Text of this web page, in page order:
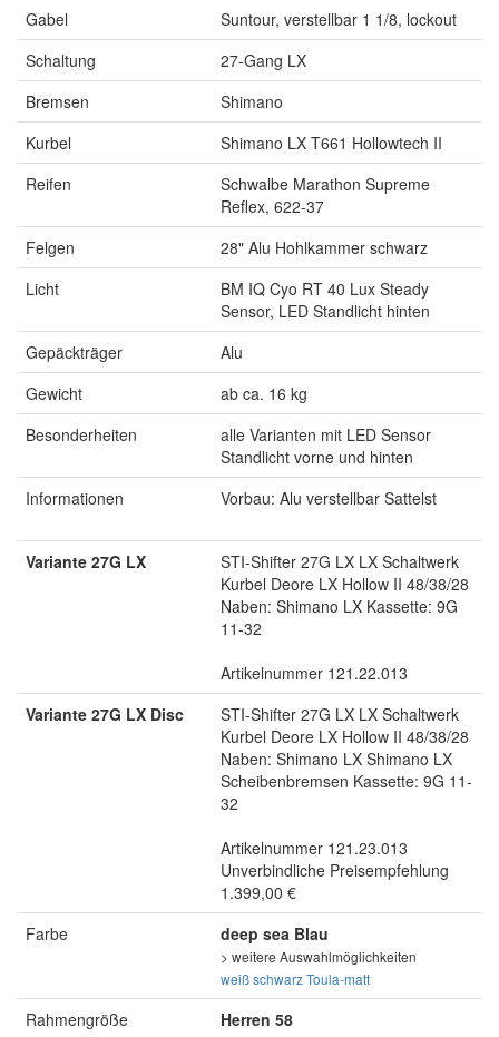
Gabel
Suntour, verstellbar 1 1/8, lockout
Schaltung
27-Gang LX
Bremsen
Shimano
Kurbel
Shimano LX T661 Hollowtech II
Reifen
Schwalbe Marathon Supreme
Reflex, 622-37
Felgen
28" Alu Hohlkammer schwarz
Licht
BM IQ Cyo RT 40 Lux Steady
Sensor, LED Standlicht hinten
Gepäckträger
Alu
Gewicht
ab ca. 16 kg
Besonderheiten
alle Varianten mit LED Sensor
Standlicht vorne und hinten
Informationen
Vorbau: Alu verstellbar Sattelst
Variante 27G LX
STI-Shifter 27G LX LX Schaltwerk
Kurbel Deore LX Hollow II 48/38/28
Naben: Shimano LX Kassette: 9G
11-32
Artikelnummer 121.22.013
Variante 27G LX Disc
STI-Shifter 27G LX LX Schaltwerk
Kurbel Deore LX Hollow II 48/38/28
Naben: Shimano LX Shimano LX
Scheibenbremsen Kassette: 9G 11-
32
Artikelnummer 121.23.013
Unverbindliche Preisempfehlung
1.399,00 €
Farbe
deep sea Blau
> weitere Auswahlmöglichkeiten
weißschwarzToula-matt
Rahmengröße Herren 58